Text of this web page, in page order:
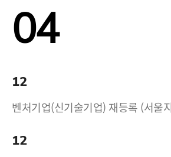
04
12
벤처기업(신기술기업) 재등록 (서울
12